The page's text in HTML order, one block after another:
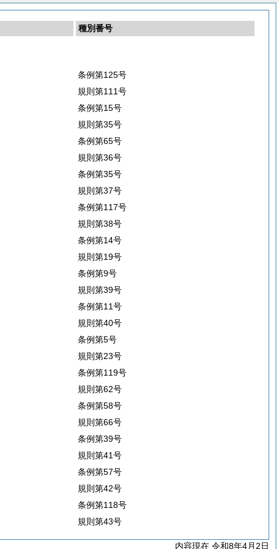
種別番号
条例第125号
規則第111号
条例第15号
規則第35号
条例第65号
規則第36号
条例第35号
規則第37号
条例第117号
規則第38号
条例第14号
規則第19号
条例第9号
規則第39号
条例第11号
規則第40号
条例第5号
規則第23号
条例第119号
規則第62号
条例第58号
規則第66号
条例第39号
規則第41号
条例第57号
規則第42号
条例第118号
規則第43号
内容現在 令和8年4月2日